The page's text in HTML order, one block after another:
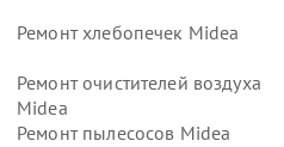
Ремонт хлебопечек Midea
Ремонт очистителей воздуха
Midea
Ремонт пылесосов Midea